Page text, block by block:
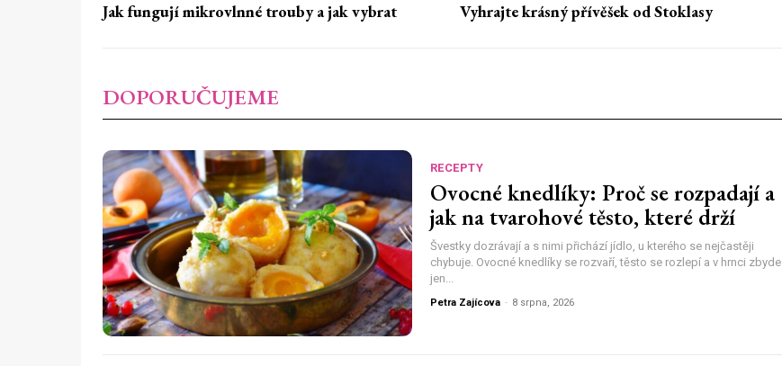
Jak fungují mikrovlnné trouby a jak vybrat Vyhrajte krásný přívěšek od Stoklasy
DOPORUČUJEME
RECEPTY
Ovocné knedlíky: Proč se rozpadají a
jak na tvarohové těsto, které drží
Švestky dozrávají a s nimi přichází jídlo, u kterého se nejčastěji
chybuje. Ovocné knedlíky se rozvaří, těsto se rozlepí a v hrnci zbyde
jen...
Petra Zajícova - 8 srpna, 2026